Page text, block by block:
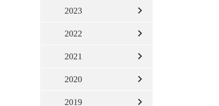
2023
2022
2021
2020
2019